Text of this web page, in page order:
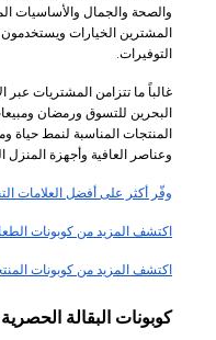
والصحة والجمال والأساسيات
المشترين الخيارات
التوفيرات.
غالباً ما تتزامن المشتريات عبر
البحرين للتسوق ورمضان
المنتجات المناسبة لنمط حياة
وعناصر العافية وأجهزة المنزل
وفّر أكثر على أفضل العلامات
اكتشف المزيد من كوبونات
اكتشف المزيد من كوبونات
كوبونات البقالة